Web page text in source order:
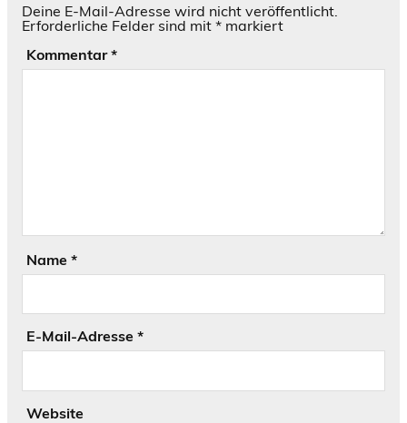
Deine E-Mail-Adresse wird nicht veröffentlicht.
Erforderliche Felder sind mit * markiert
Kommentar*
Name *
E-Mail-Adresse *
Website